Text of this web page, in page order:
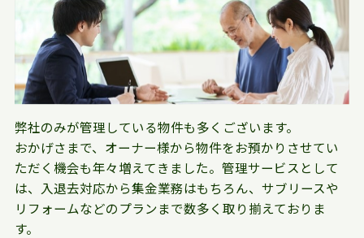
弊社のみが管理している物件も多くございます。
おかげさまで、オーナー様から物件をお預かりさせてい
ただく機会も年々増えてきました。管理サービスとして
は、入退去対応から集金業務はもちろん、サブリースや
リフォームなどのプランまで数多く取り揃えておりま
す。